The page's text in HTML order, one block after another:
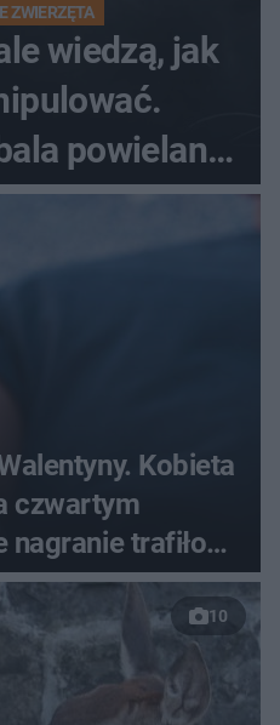
ZWIERZĘTA
wiedzą, jak
powielane
ich temat
Kobieta
czwartym
nagranie trafiło
10